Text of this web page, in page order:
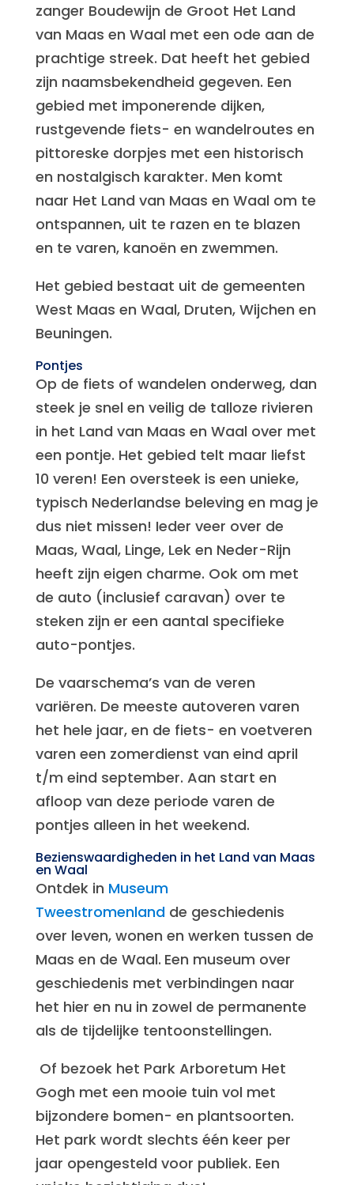
zanger Boudewijn de Groot Het Land
van Maas en Waal met een ode aan de
prachtige streek. Dat heeft het gebied
zijn naamsbekendheid gegeven. Een
gebied met imponerende dijken,
rustgevende fiets- en wandelroutes en
pittoreske dorpjes met een historisch
en nostalgisch karakter. Men komt
naar Het Land van Maas en Waal om te
ontspannen, uit te razen en te blazen
en te varen, kanoën en zwemmen.
Het gebied bestaat uit de gemeenten
West Maas en Waal, Druten, Wijchen en
Beuningen.
Pontjes
Op de fiets of wandelen onderweg, dan
steek je snel en veilig de talloze rivieren
in het Land van Maas en Waal over met
een pontje. Het gebied telt maar liefst
10 veren! Een oversteek is een unieke,
typisch Nederlandse beleving en mag je
dus niet missen! Ieder veer over de
Maas, Waal, Linge, Lek en Neder-Rijn
heeft zijn eigen charme. Ook om met
de auto (inclusief caravan) over te
steken zijn er een aantal specifieke
auto-pontjes.
De vaarschema’s van de veren
variëren. De meeste autoveren varen
het hele jaar, en de fiets- en voetveren
varen een zomerdienst van eind april
t/m eind september. Aan start en
afloop van deze periode varen de
pontjes alleen in het weekend.
Bezienswaardigheden in het Land van Maas
en Waal
Ontdek in Museum
Tweestromenland de geschiedenis
over leven, wonen en werken tussen de
Maas en de Waal. Een museum over
geschiedenis met verbindingen naar
het hier en nu in zowel de permanente
als de tijdelijke tentoonstellingen.
Of bezoek het Park Arboretum Het
Gogh met een mooie tuin vol met
bijzondere bomen- en plantsoorten.
Het park wordt slechts één keer per
jaar opengesteld voor publiek. Een